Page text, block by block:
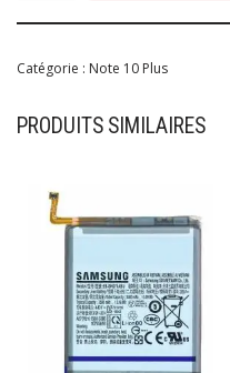
Catégorie : Note 10 Plus
PRODUITS SIMILAIRES